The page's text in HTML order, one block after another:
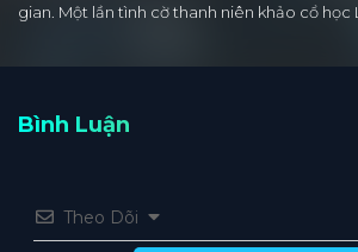
gian. Một lần tình cờ thanh niên khảo cổ học
Bình Luận
Theo Dõi